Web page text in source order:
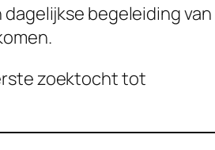
dagelijkse begeleiding van
zoektocht tot